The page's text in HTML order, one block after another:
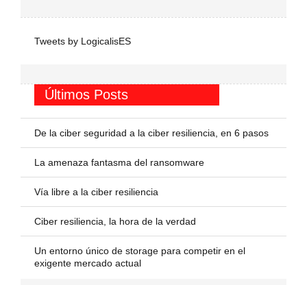
Tweets by LogicalisES
Últimos Posts
De la ciber seguridad a la ciber resiliencia, en 6 pasos
La amenaza fantasma del ransomware
Vía libre a la ciber resiliencia
Ciber resiliencia, la hora de la verdad
Un entorno único de storage para competir en el
exigente mercado actual